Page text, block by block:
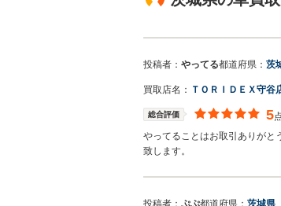
投稿者： やってる都道府県： 茨
買取店名： ＴＯＲＩＤＥＸ守谷
総合評価 5
やってることはお取引ありがと
致します。
投稿者： ぷぷ都道府県： 茨城県